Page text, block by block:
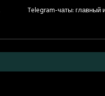
Telegram-чаты: главный